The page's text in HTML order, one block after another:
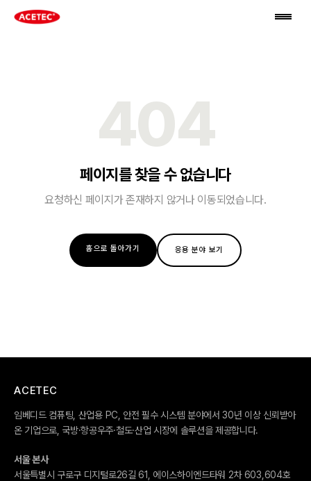
404
페이지를 찾을 수 없습니다
요청하신 페이지가 존재하지 않거나 이동되었습니다.
홈으로 돌아가기 응용 분야 보기
ACETEC
임베디드 컴퓨팅, 산업용 PC, 안전 필수 시스템 분야에서 30년 이상 신뢰받아
온 기업으로, 국방·항공우주·철도·산업 시장에 솔루션을 제공합니다.
서울 본사
서울특별시 구로구 디지털로26길 61, 에이스하이엔드타워 2차 603,604호